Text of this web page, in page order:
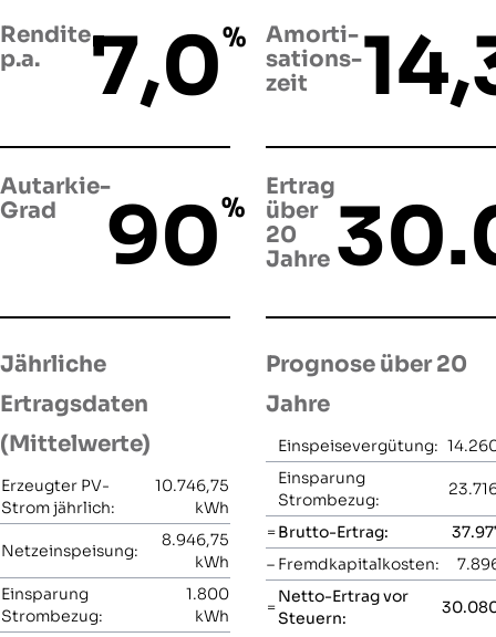
Rendite
p.a.
7,0%
Amorti­
sations­
zeit
Autarkie-
Grad
90%
Ertrag
über
20
Jahre
Jährliche
Ertragsdaten
(Mittelwerte)
Erzeugter PV-
Strom jährlich:
10.746,75
kWh
Netzeinspeisung:
8.946,75
kWh
Einsparung
Strombezug:
1.800
kWh
Prognose über 20
Jahre
Einspeisevergütung:
Einsparung
Strombezug:
=Brutto-Ertrag:
– Fremdkapitalkosten:
=
Netto-Ertrag vor
Steuern: